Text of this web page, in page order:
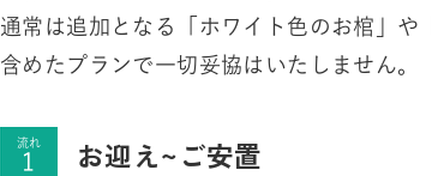
通常は追加となる「ホワイト色のお棺」や
含めたプランで一切妥協はいたしません。
流れ お迎え~ご安置